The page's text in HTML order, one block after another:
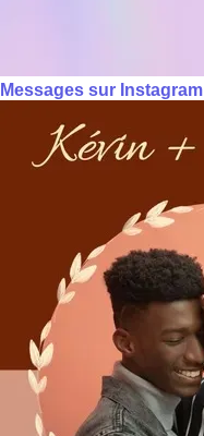
Messages sur Instagram